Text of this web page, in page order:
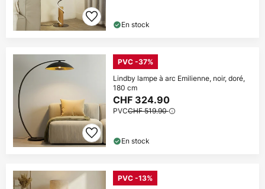
En stock
PVC -37%
Lindby lampe à arc Emilienne, noir, doré,
180 cm
CHF 324.90
PVCCHF 519.90
En stock
PVC -13%